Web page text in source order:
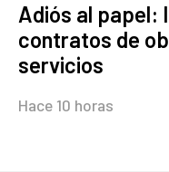
Adiós al papel:
contratos de
servicios
Hace 10 horas